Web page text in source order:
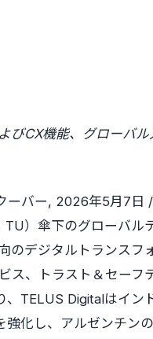
びCX機能、グローバ
ーバー, 2026年5月7日
）傘下のグローバル
のデジタルトランスフ
ス、トラスト＆セー
TELUS Digitalはイン
化し、アルゼンチン